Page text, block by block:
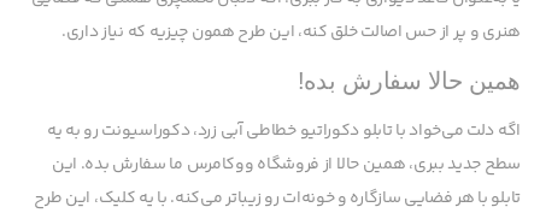
هنری و پر از حس اصالت خلق کنه، این طرح همون چیزیه که نیاز داری.
همین حالا سفارش بده!
اگه دلت می‌خواد با تابلو دکوراتیو خطاطی آبی زرد، دکوراسیونت رو به یه
سطح جدید ببری، همین حالا از فروشگاه ووکامرس ما سفارش بده. این
تابلو با هر فضایی سازگاره و خونه‌ات رو زیباتر می‌کنه. با یه کلیک، این طرح